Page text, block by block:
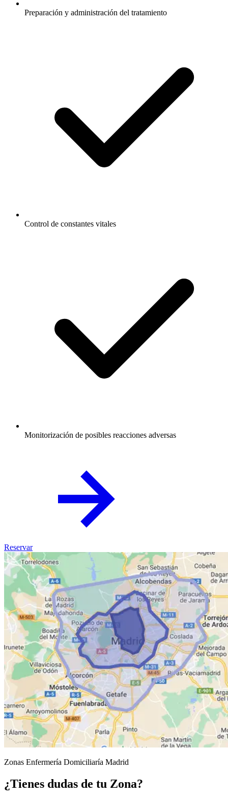
Preparación y administración del tratamiento
Control de constantes vitales
Monitorización de posibles reacciones adversas
Reservar
Zonas Enfermería Domiciliaría Madrid
¿Tienes dudas de tu Zona?